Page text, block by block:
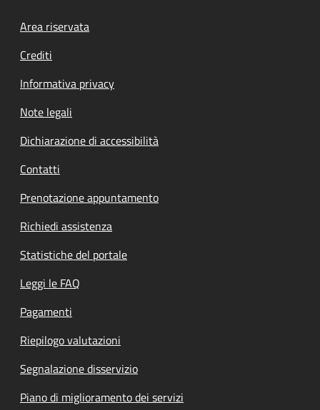
Footer menu
Area riservata
Crediti
Informativa privacy
Note legali
Dichiarazione di accessibilità
Contatti
Prenotazione appuntamento
Richiedi assistenza
Statistiche del portale
Leggi le FAQ
Pagamenti
Riepilogo valutazioni
Segnalazione disservizio
Piano di miglioramento dei servizi